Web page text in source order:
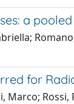
a
for